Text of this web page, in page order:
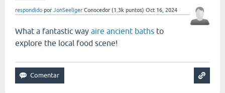
respondido por JonSeeliger Conocedor (1.3k puntos) Oct 16, 2024
What a fantastic way aire ancient baths to
explore the local food scene!